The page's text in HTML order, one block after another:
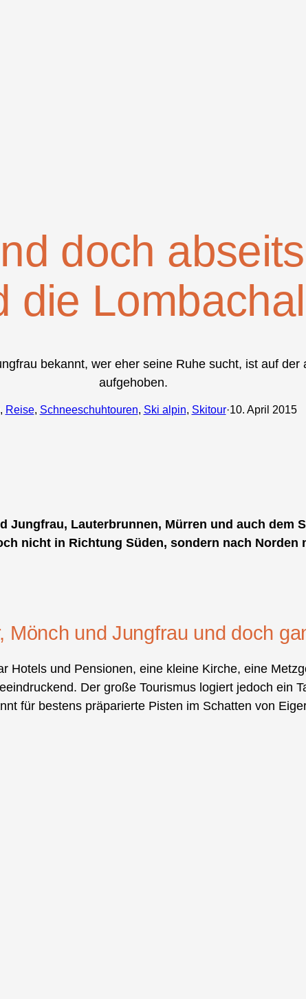
doch
die
bekannt, wer eher seine Ruhe sucht, ist auf der
aufgehoben.
, Reise, Schneeschuhtouren, Ski alpin, Skitour·10. April 2015
Jungfrau, Lauterbrunnen, Mürren und auch dem
nicht in Richtung Süden, sondern nach
Mönch und Jungfrau und doch
Hotels und Pensionen, eine kleine Kirche, eine
Der große Tourismus logiert jedoch ein
für bestens präparierte Pisten im Schatten von